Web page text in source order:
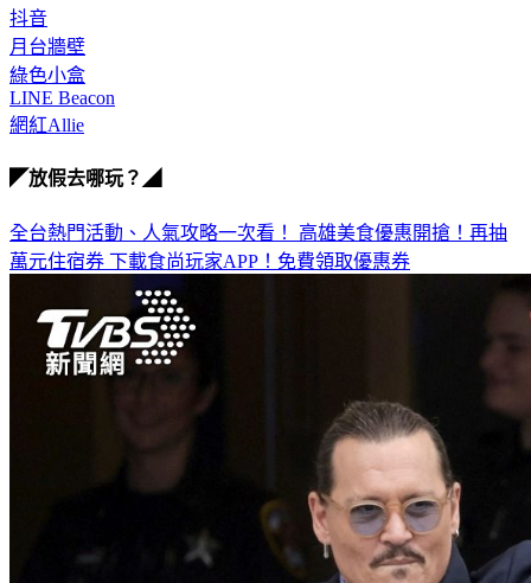
抖音
月台牆壁
綠色小盒
LINE Beacon
網紅Allie
◤放假去哪玩？◢
全台熱門活動、人氣攻略一次看！ 高雄美食優惠開搶！再抽
萬元住宿券 下載食尚玩家APP！免費領取優惠券